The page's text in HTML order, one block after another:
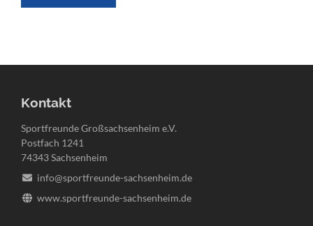
Kontakt
Sportfreunde Großsachsenheim e.V.
Postfach 1241
74343 Sachsenheim
info@sportfreunde-sachsenheim.de
www.sportfreunde-sachsenheim.de